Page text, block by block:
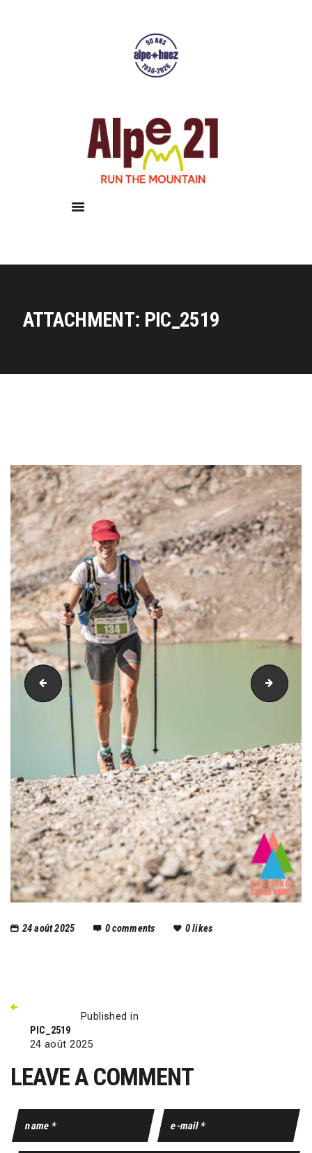
ATTACHMENT: PIC_2519
Résultats
Galerie
Infos pratiques
PIC_2515
24 août 2025 0comments 0likes
Published in
PIC_2519
24 août 2025
LEAVE A COMMENT